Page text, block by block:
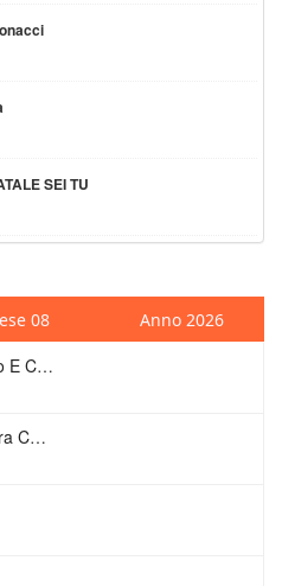
SEI TU
08 Anno 2026
Sal Da Vinci – Rossetto E Caffè
Cesare Cremonini – Ora Che Non Ho Più Te